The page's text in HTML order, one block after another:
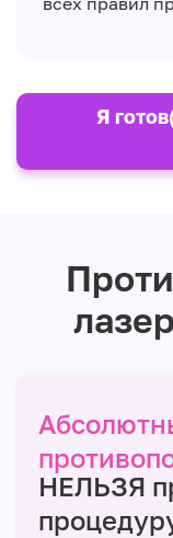
Я
НЕЛЬЗЯ